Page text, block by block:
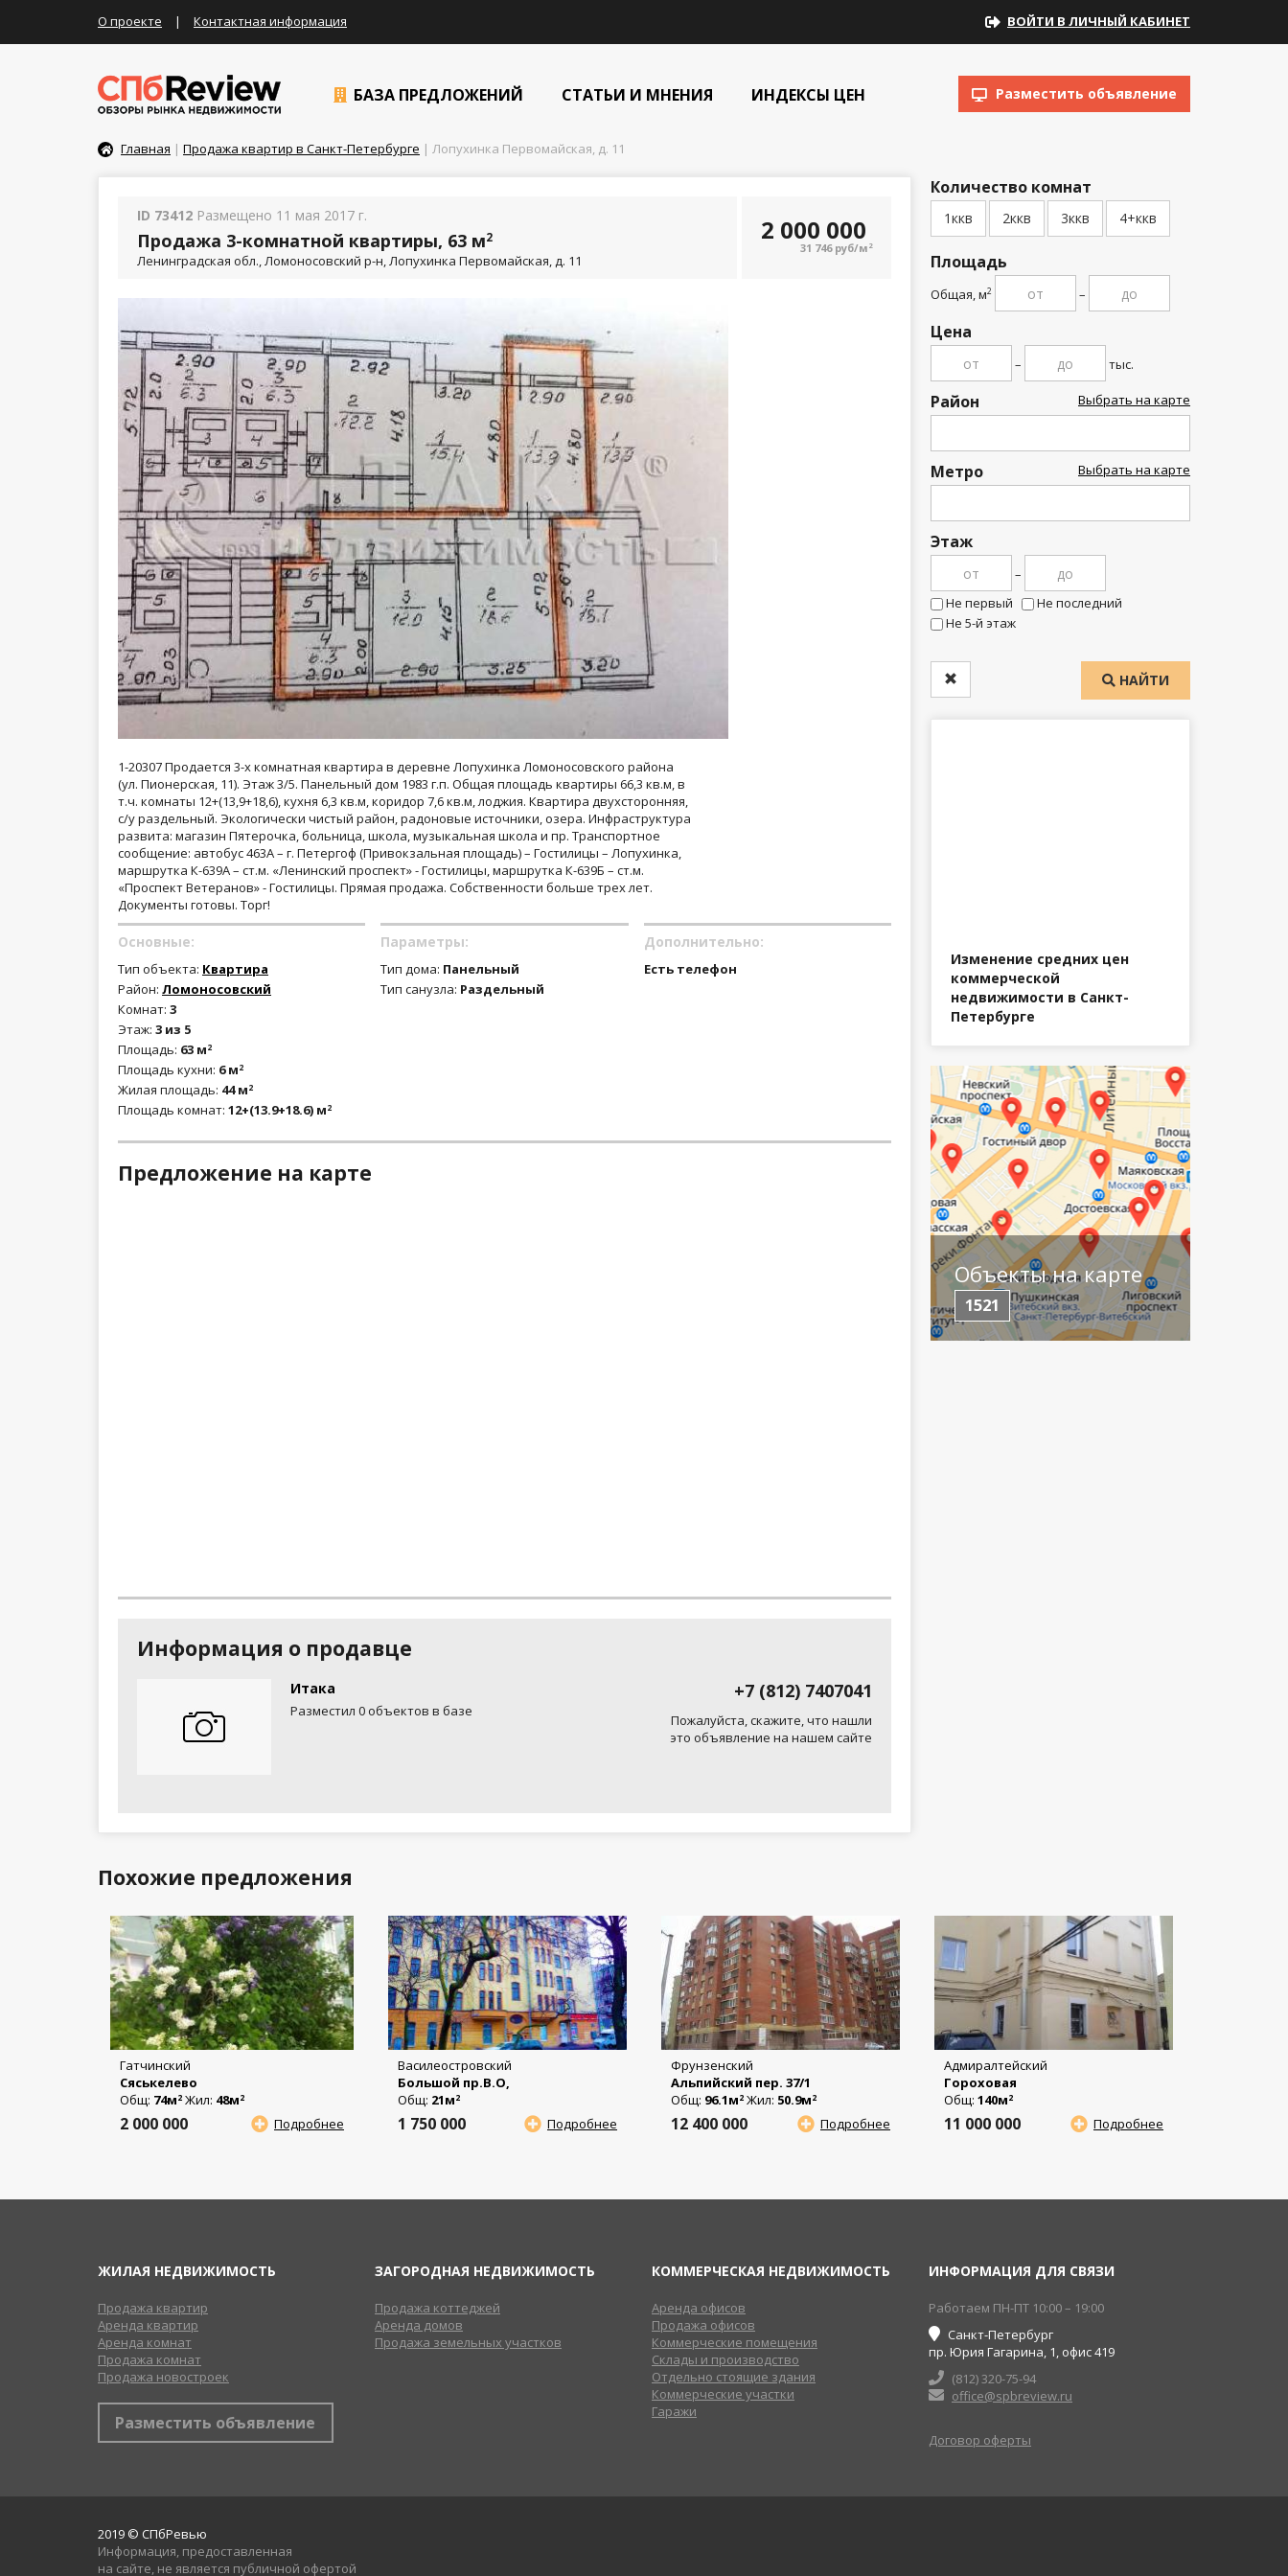
О проекте | Контактная информация ВОЙТИ В ЛИЧНЫЙ КАБИНЕТ
БАЗА ПРЕДЛОЖЕНИЙ СТАТЬИ И МНЕНИЯ ИНДЕКСЫ ЦЕН Разместить объявление
Главная | Продажа квартир в Санкт-Петербурге | Лопухинка Первомайская, д. 11
Количество комнат
1ккв 2ккв 3ккв 4+ккв
Площадь
Общая, м2 –
Цена
– тыс.
Район Выбрать на карте
Метро Выбрать на карте
Этаж
–
Не первый
Не последний
Не 5-й этаж
НАЙТИ
Изменение средних цен
коммерческой
недвижимости в Санкт-
Петербурге
Объекты на карте
1521
ID 73412 Размещено 11 мая 2017 г.
Продажа 3-комнатной квартиры, 63 м2
Ленинградская обл., Ломоносовский р-н, Лопухинка Первомайская, д. 11
2 000 000
31 746 руб/м 2
1-20307 Продается 3-х комнатная квартира в деревне Лопухинка Ломоносовского района
(ул. Пионерская, 11). Этаж 3/5. Панельный дом 1983 г.п. Общая площадь квартиры 66,3 кв.м, в
т.ч. комнаты 12+(13,9+18,6), кухня 6,3 кв.м, коридор 7,6 кв.м, лоджия. Квартира двухсторонняя,
с/у раздельный. Экологически чистый район, радоновые источники, озера. Инфраструктура
развита: магазин Пятерочка, больница, школа, музыкальная школа и пр. Транспортное
сообщение: автобус 463А – г. Петергоф (Привокзальная площадь) – Гостилицы – Лопухинка,
маршрутка К-639А – ст.м. «Ленинский проспект» - Гостилицы, маршрутка К-639Б – ст.м.
«Проспект Ветеранов» - Гостилицы. Прямая продажа. Собственности больше трех лет.
Документы готовы. Торг!
Основные:
Тип объекта: Квартира
Район: Ломоносовский
Комнат: 3
Этаж: 3 из 5
Площадь: 63 м2
Площадь кухни: 6 м2
Жилая площадь: 44 м2
Площадь комнат: 12+(13.9+18.6) м2
Параметры:
Тип дома: Панельный
Тип санузла: Раздельный
Дополнительно:
Есть телефон
Предложение на карте
Информация о продавце
+7 (812) 7407041
Пожалуйста, скажите, что нашли
это объявление на нашем сайте
Итака
Разместил 0 объектов в базе
Похожие предложения
Гатчинский
Сяськелево
Общ: 74м2 Жил: 48м2
Подробнее
2 000 000
Василеостровский
Большой пр.В.О,
Общ: 21м2
Подробнее
1 750 000
Фрунзенский
Альпийский пер. 37/1
Общ: 96.1м2 Жил: 50.9м2
Подробнее
12 400 000
Адмиралтейский
Гороховая
Общ: 140м2
Подробнее
11 000 000
ЖИЛАЯ НЕДВИЖИМОСТЬ
Продажа квартир
Аренда квартир
Аренда комнат
Продажа комнат
Продажа новостроек
Разместить объявление
ЗАГОРОДНАЯ НЕДВИЖИМОСТЬ
Продажа коттеджей
Аренда домов
Продажа земельных участков
КОММЕРЧЕСКАЯ НЕДВИЖИМОСТЬ
Аренда офисов
Продажа офисов
Коммерческие помещения
Склады и производство
Отдельно стоящие здания
Коммерческие участки
Гаражи
ИНФОРМАЦИЯ ДЛЯ СВЯЗИ
Работаем ПН-ПТ 10:00 – 19:00
Санкт-Петербург
пр. Юрия Гагарина, 1, офис 419
(812) 320-75-94
office@spbreview.ru
Договор оферты
2019 © СПбРевью
Информация, предоставленная
на сайте, не является публичной офертой